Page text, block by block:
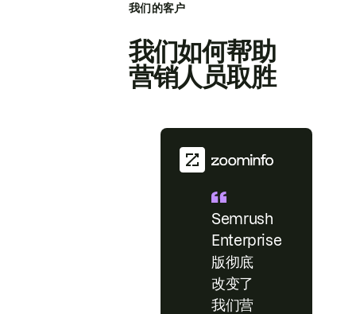
我们的客户
我们如何帮助
营销人员取胜
Semrush
Enterprise
版彻底
改变了
我们营